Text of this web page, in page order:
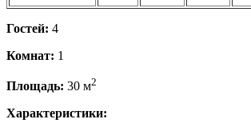
Гостей: 4
Комнат: 1
Площадь: 30 м2
Характеристики: